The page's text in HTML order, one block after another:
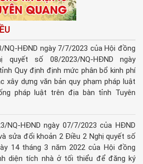
NQ-HĐND ngày 7/7/2023 của Hội đồng
quyết số 08/2023/NQ-HĐND ngày
Quy định định mức phân bổ kinh phí
xây dựng văn bản quy phạm pháp luật
pháp luật trên địa bàn tỉnh Tuyên
NQ-HĐND ngày 07/7/2023 của HĐND
sửa đổi khoản 2 Điều 2 Nghị quyết số
14 tháng 3 năm 2022 của Hội đồng
diện tích nhà ở tối thiểu để đăng ký